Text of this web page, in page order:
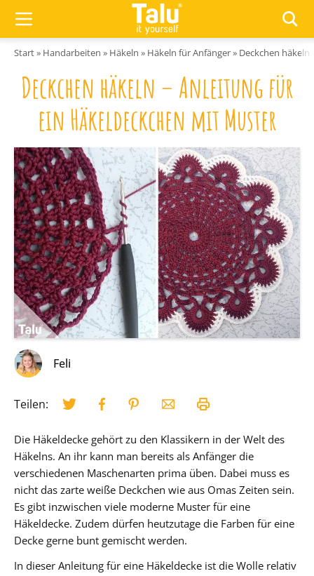
Start» Handarbeiten » Häkeln » Häkeln für Anfänger» Deckchen
Deckchen häkeln – Anleitung für
ein Häkeldeckchen mit Muster
Feli
Teilen:
Die Häkeldecke gehört zu den Klassikern in der Welt des
Häkelns. An ihr kann man bereits als Anfänger die
verschiedenen Maschenarten prima üben. Dabei muss es
nicht das zarte weiße Deckchen wie aus Omas Zeiten sein.
Es gibt inzwischen viele moderne Muster für eine
Häkeldecke. Zudem dürfen heutzutage die Farben für eine
Decke gerne bunt gemischt werden.
In dieser Anleitung für eine Häkeldecke ist die Wolle relativ